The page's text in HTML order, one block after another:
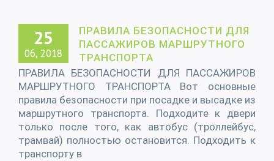
25
06, 2018
ПРАВИЛА БЕЗОПАСНОСТИ ДЛЯ
ПАССАЖИРОВ МАРШРУТНОГО
ТРАНСПОРТА
ПРАВИЛА БЕЗОПАСНОСТИ ДЛЯ ПАССАЖИРОВ
МАРШРУТНОГО ТРАНСПОРТА Вот основные
правила безопасности при посадке и высадке из
маршрутного транспорта. Подходите к двери
только после того, как автобус (троллейбус,
трамвай) полностью остановится. Подходить к
транспорту в